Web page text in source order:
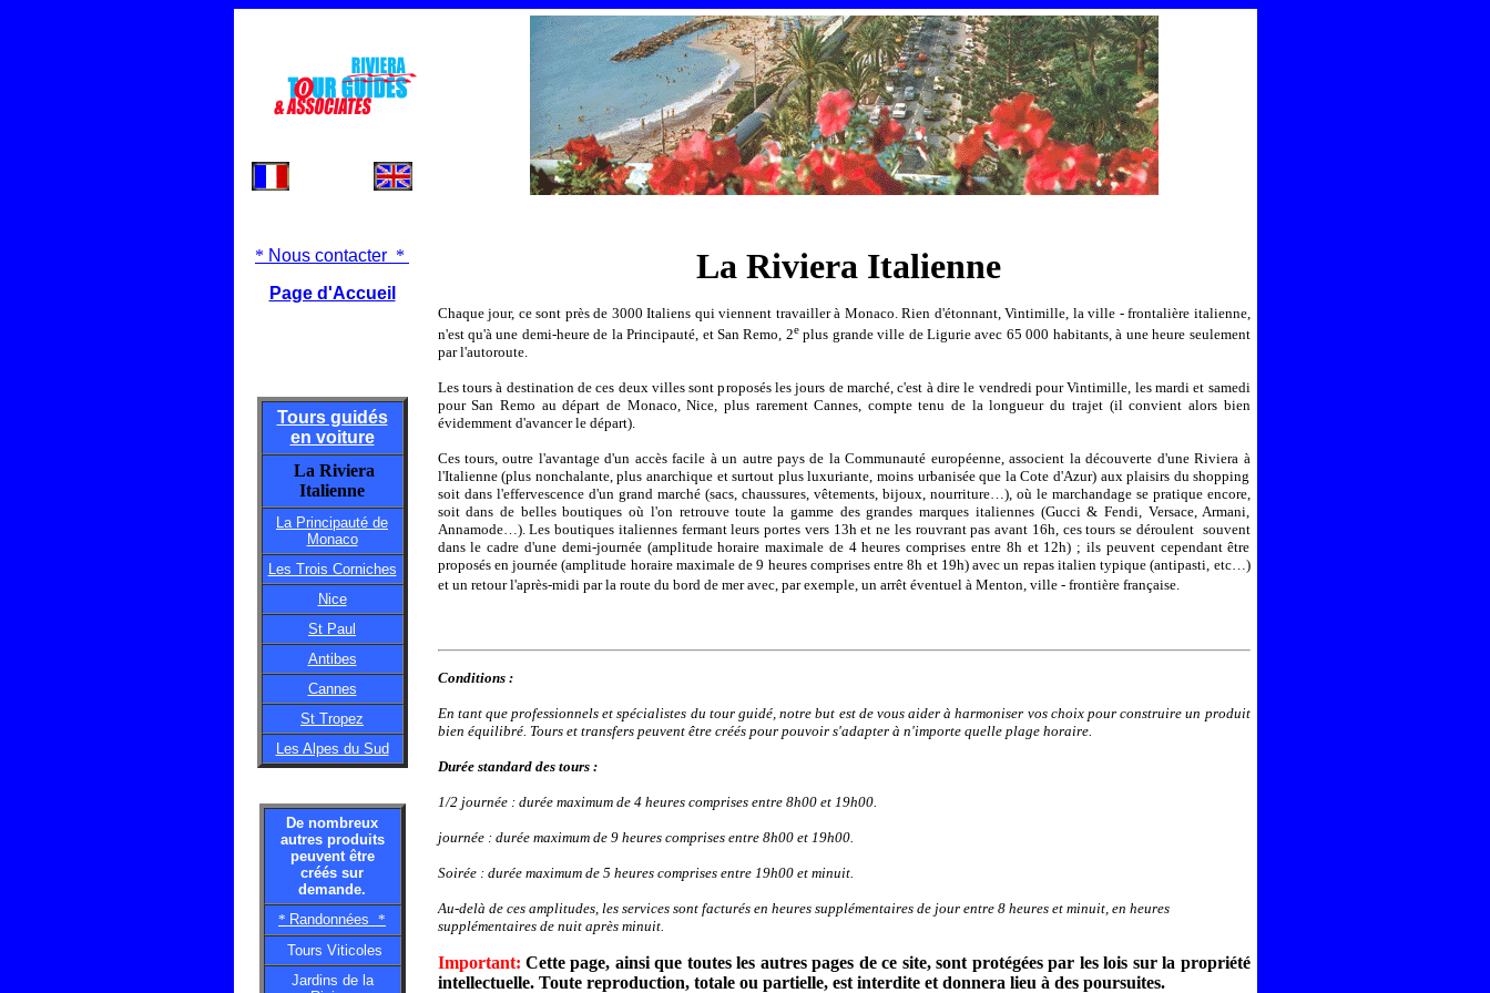
* Nous contacter *
Page d'Accueil
Tours guidés
en voiture
La Riviera
Italienne
La Principauté de
Monaco
Les Trois Corniches
Nice
St Paul
Antibes
Cannes
St Tropez
Les Alpes du Sud
De nombreux
autres produits
peuvent être
créés sur
demande.
* Randonnées *
Tours Viticoles
Jardins de la
La Riviera Italienne
Chaque jour, ce sont près de 3000 Italiens qui viennent travailler à Monaco. Rien d'étonnant, Vintimille, la ville - frontalière italienne,
n'est qu'à une demi-heure de la Principauté, et San Remo, 2eplus grande ville de Ligurie avec 65 000 habitants, à une heure seulement
par l'autoroute.
Les tours à destination de ces deux villes sont proposés les jours de marché, c'est à dire le vendredi pour Vintimille, les mardi et samedi
pour San Remo au départ de Monaco, Nice, plus rarement Cannes, compte tenu de la longueur du trajet (il convient alors bien
évidemment d'avancer le départ).
Ces tours, outre l'avantage d'un accès facile à un autre pays de la Communauté européenne, associent la découverte d'une Riviera à
l'Italienne (plus nonchalante, plus anarchique et surtout plus luxuriante, moins urbanisée que la Cote d'Azur) aux plaisirs du shopping
soit dans l'effervescence d'un grand marché (sacs, chaussures, vêtements, bijoux, nourriture…), où le marchandage se pratique encore,
soit dans de belles boutiques où l'on retrouve toute la gamme des grandes marques italiennes (Gucci & Fendi, Versace, Armani,
Annamode…). Les boutiques italiennes fermant leurs portes vers 13h et ne les rouvrant pas avant 16h, ces tours se déroulent souvent
dans le cadre d'une demi-journée (amplitude horaire maximale de 4 heures comprises entre 8h et 12h) ; ils peuvent cependant être
proposés en journée (amplitude horaire maximale de 9 heures comprises entre 8h et 19h) avec un repas italien typique (antipasti, etc…)
et un retour l'après-midi par la route du bord de mer avec, par exemple, un arrêt éventuel à Menton, ville - frontière française.
Conditions :
En tant que professionnels et spécialistes du tour guidé, notre but est de vous aider à harmoniser vos choix pour construire un produit
bien équilibré. Tours et transfers peuvent être créés pour pouvoir s'adapter à n'importe quelle plage horaire.
Durée standard des tours :
1/2 journée : durée maximum de 4 heures comprises entre 8h00 et 19h00.
journée : durée maximum de 9 heures comprises entre 8h00 et 19h00.
Soirée : durée maximum de 5 heures comprises entre 19h00 et minuit.
Au-delà de ces amplitudes, les services sont facturés en heures supplémentaires de jour entre 8 heures et minuit, en heures
supplémentaires de nuit après minuit.
Important: Cette page, ainsi que toutes les autres pages de ce site, sont protégées par les lois sur la propriété
intellectuelle. Toute reproduction, totale ou partielle, est interdite et donnera lieu à des poursuites.